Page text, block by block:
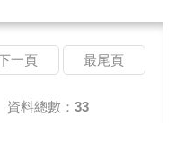
一頁 最尾頁
資料總數：33